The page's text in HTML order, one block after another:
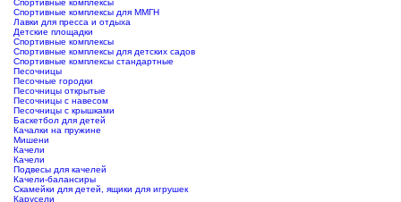
Спортивные комплексы
Спортивные комплексы для ММГН
Лавки для пресса и отдыха
Детские площадки
Спортивные комплексы
Спортивные комплексы для детских садов
Спортивные комплексы стандартные
Песочницы
Песочные городки
Песочницы открытые
Песочницы с навесом
Песочницы с крышками
Баскетбол для детей
Качалки на пружине
Мишени
Качели
Качели
Подвесы для качелей
Качели-балансиры
Скамейки для детей, ящики для игрушек
Карусели